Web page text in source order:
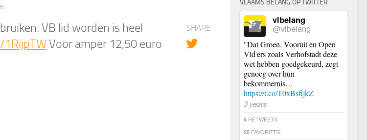
VB lid worden is heel
1RijpTW Voor amper 12,50 euro
SHARE
VLAAMS BELANG OP TWITTER
vlbelang
@vlbelang
"Dat Groen, Vooruit en Open
Vld'ers zoals Verhofstadt deze
wet hebben goedgekeurd, zegt
genoeg over hun
bekommernis…
https://t.co/T0xBsfijkZ
3 years
4 RETWEETS
25 FAVORITES